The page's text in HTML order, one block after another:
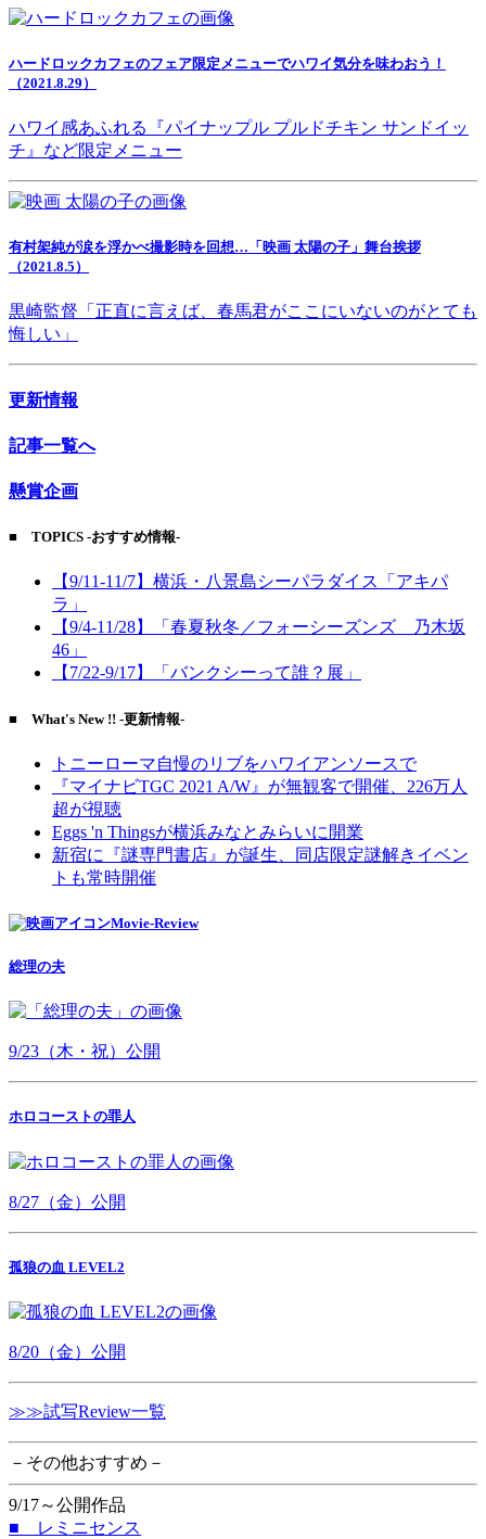
ハードロックカフェのフェア限定メニューでハワイ気分を味わおう！
（2021.8.29）
ハワイ感あふれる『パイナップル プルドチキン サンドイッ
チ』など限定メニュー
有村架純が涙を浮かべ撮影時を回想…「映画 太陽の子」舞台挨拶
（2021.8.5）
黒崎監督「正直に言えば、春馬君がここにいないのがとても
悔しい」
更新情報
記事一覧へ
懸賞企画
■ TOPICS -おすすめ情報-
【9/11-11/7】横浜・八景島シーパラダイス「アキパ
ラ」
【9/4-11/28】「春夏秋冬／フォーシーズンズ 乃木坂
46」
【7/22-9/17】「バンクシーって誰？展」
■ What's New !! -更新情報-
トニーローマ自慢のリブをハワイアンソースで
『マイナビTGC 2021 A/W』が無観客で開催、226万人
超が視聴
Eggs 'n Thingsが横浜みなとみらいに開業
新宿に『謎専門書店』が誕生、同店限定謎解きイベン
トも常時開催
Movie-Review
総理の夫
9/23（木・祝）公開
ホロコーストの罪人
8/27（金）公開
孤狼の血 LEVEL2
8/20（金）公開
≫≫試写Review一覧
－その他おすすめ－
9/17～公開作品
■ レミニセンス